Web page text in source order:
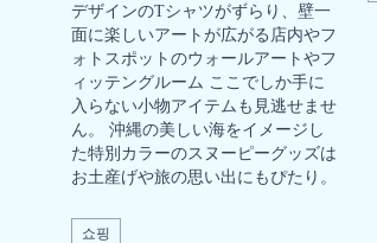
デザインのTシャツがずらり、壁一
面に楽しいアートが広がる店内やフ
ォトスポットのウォールアートやフ
ィッテングルーム ここでしか手に
入らない小物アイテムも見逃せませ
ん。 沖縄の美しい海をイメージし
た特別カラーのスヌーピーグッズは
お土産げや旅の思い出にもぴたり。
쇼핑